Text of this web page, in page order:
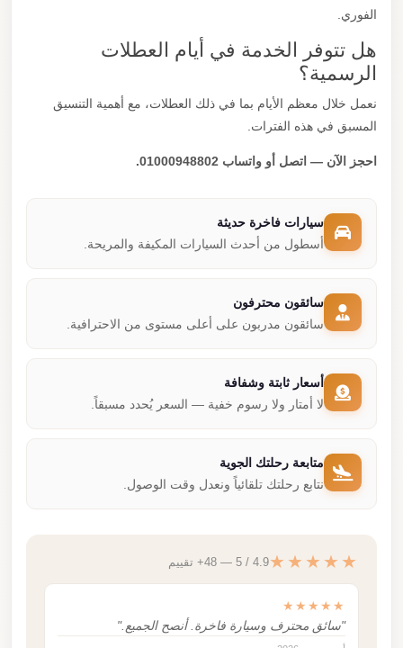
الفوري.
هل تتوفر الخدمة في أيام العطلات
الرسمية؟
نعمل خلال معظم الأيام بما في ذلك العطلات، مع أهمية التنسيق
المسبق في هذه الفترات.
احجز الآن — اتصل أو واتساب 01000948802.
سيارات فاخرة حديثة
أسطول من أحدث السيارات المكيفة والمريحة.
سائقون محترفون
سائقون مدربون على أعلى مستوى من الاحترافية.
أسعار ثابتة وشفافة
لا أمتار ولا رسوم خفية — السعر يُحدد مسبقاً.
متابعة رحلتك الجوية
نتابع رحلتك تلقائياً ونعدل وقت الوصول.
★★★★★4.9 / 5 — 48+ تقييم
★★★★★
"سائق محترف وسيارة فاخرة. أنصح الجميع."